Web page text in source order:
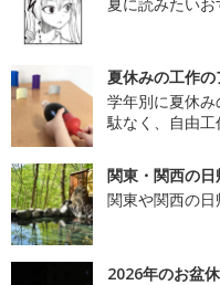
夏休みの工作
学年別に夏休
駄なく、自由工
関東・関西の
関東や関西の
2026年のお盆